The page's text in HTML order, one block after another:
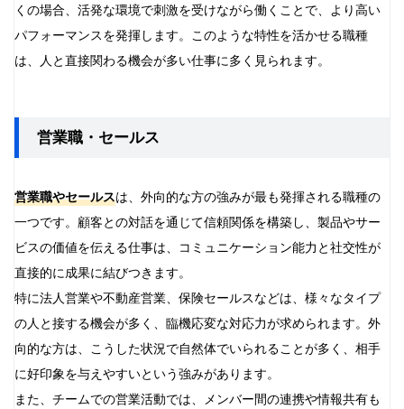
くの場合、活発な環境で刺激を受けながら働くことで、より高い
パフォーマンスを発揮します。このような特性を活かせる職種
は、人と直接関わる機会が多い仕事に多く見られます。
営業職・セールス
営業職やセールスは、外向的な方の強みが最も発揮される職種の
一つです。顧客との対話を通じて信頼関係を構築し、製品やサー
ビスの価値を伝える仕事は、コミュニケーション能力と社交性が
直接的に成果に結びつきます。
特に法人営業や不動産営業、保険セールスなどは、様々なタイプ
の人と接する機会が多く、臨機応変な対応力が求められます。外
向的な方は、こうした状況で自然体でいられることが多く、相手
に好印象を与えやすいという強みがあります。
また、チームでの営業活動では、メンバー間の連携や情報共有も